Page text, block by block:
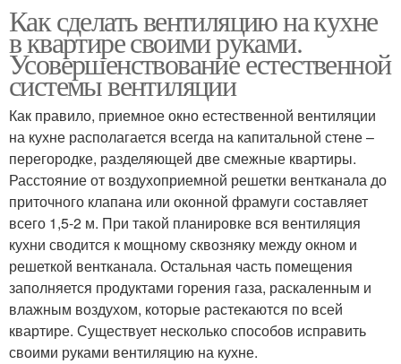
Как сделать вентиляцию на кухне
в квартире своими руками.
Усовершенствование естественной
системы вентиляции
Как правило, приемное окно естественной вентиляции
на кухне располагается всегда на капитальной стене –
перегородке, разделяющей две смежные квартиры.
Расстояние от воздухоприемной решетки вентканала до
приточного клапана или оконной фрамуги составляет
всего 1,5-2 м. При такой планировке вся вентиляция
кухни сводится к мощному сквозняку между окном и
решеткой вентканала. Остальная часть помещения
заполняется продуктами горения газа, раскаленным и
влажным воздухом, которые растекаются по всей
квартире. Существует несколько способов исправить
своими руками вентиляцию на кухне.